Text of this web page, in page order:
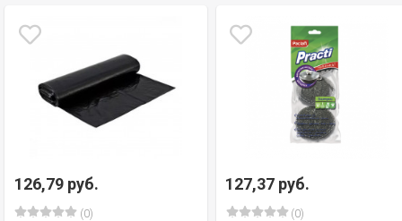
126,79 руб.
(0)
127,37 руб.
(0)